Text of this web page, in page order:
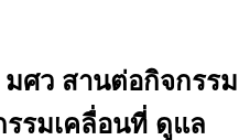
ศว สานต่อกิจกรรม
รมเคลื่อนที่ ดูแล